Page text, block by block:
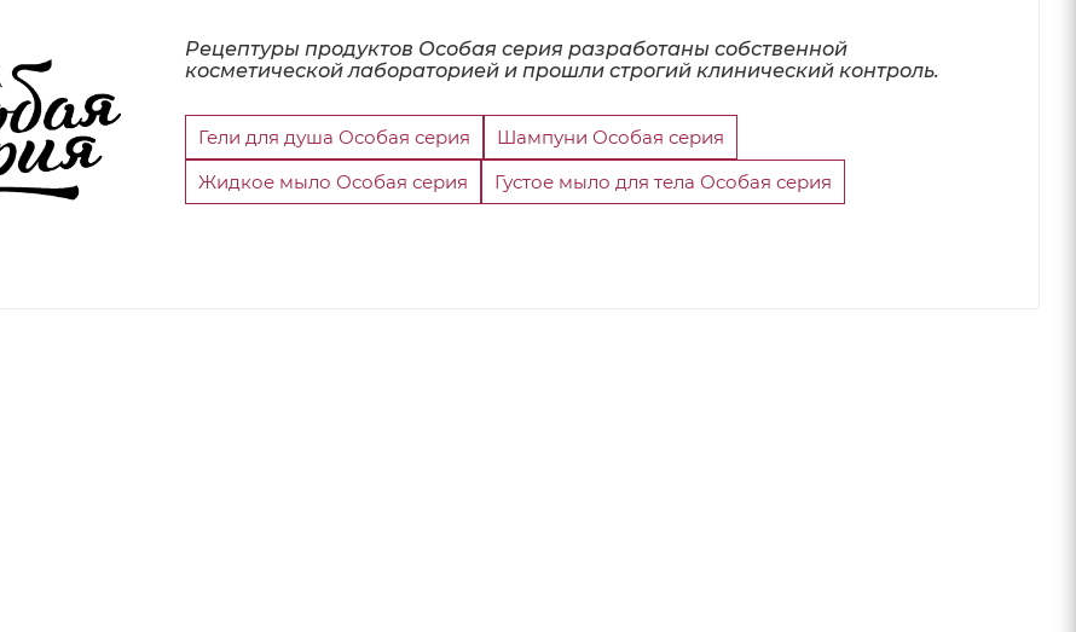
Рецептуры продуктов Особая серия разработаны собственной
косметической лабораторией и прошли строгий клинический контроль.
Гели для душа Особая серия
Шампуни Особая серия
Жидкое мыло Особая серия
Густое мыло для тела Особая серия